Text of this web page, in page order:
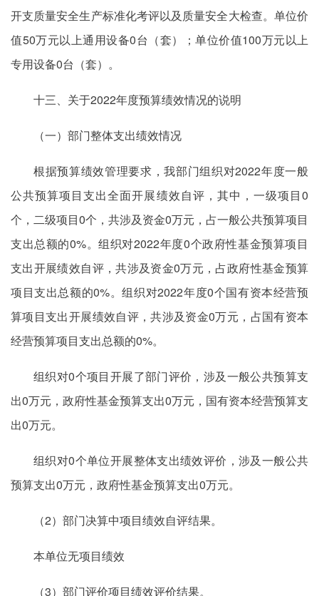
开支质量安全生产标准化考评以及质量安全大检查。单位价
值50万元以上通用设备0台（套）；单位价值100万元以上
专用设备0台（套）。
十三、关于2022年度预算绩效情况的说明
（一）部门整体支出绩效情况
根据预算绩效管理要求，我部门组织对2022年度一般
公共预算项目支出全面开展绩效自评，其中，一级项目0
个，二级项目0个，共涉及资金0万元，占一般公共预算项目
支出总额的0%。组织对2022年度0个政府性基金预算项目
支出开展绩效自评，共涉及资金0万元，占政府性基金预算
项目支出总额的0%。组织对2022年度0个国有资本经营预
算项目支出开展绩效自评，共涉及资金0万元，占国有资本
经营预算项目支出总额的0%。
组织对0个项目开展了部门评价，涉及一般公共预算支
出0万元，政府性基金预算支出0万元，国有资本经营预算支
出0万元。
组织对0个单位开展整体支出绩效评价，涉及一般公共
预算支出0万元，政府性基金预算支出0万元。
（2）部门决算中项目绩效自评结果。
本单位无项目绩效
（3）部门评价项目绩效评价结果。